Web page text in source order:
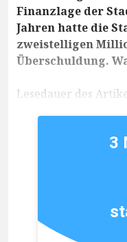
Finanzlage der
Jahren hatte die
zweistelligen
Überschuldung.
Lesedauer des
3